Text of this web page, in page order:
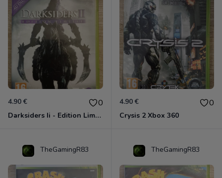
4.90 € 0
Darksiders Ii - Edition Limitée Xbox 360
4.90 € 0
Crysis 2 Xbox 360
TheGamingR83 TheGamingR83